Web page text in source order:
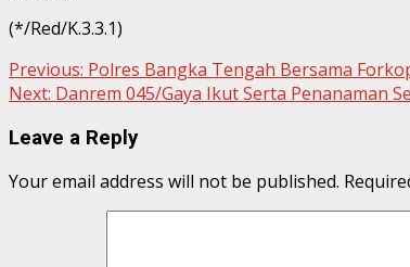
(*/Red/K.3.3.1)
Continue
Reading
Previous: Polres Bangka Tengah Bersama
Next: Danrem 045/Gaya Ikut Serta Penanaman
Leave a Reply
Your email address will not be published.